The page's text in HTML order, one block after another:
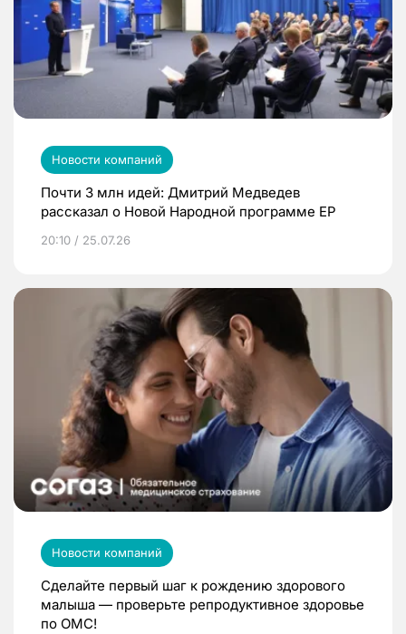
Новости компаний
Почти 3 млн идей: Дмитрий Медведев
рассказал о Новой Народной программе ЕР
20:10 / 25.07.26
Новости компаний
Сделайте первый шаг к рождению здорового
малыша — проверьте репродуктивное здоровье
по ОМС!